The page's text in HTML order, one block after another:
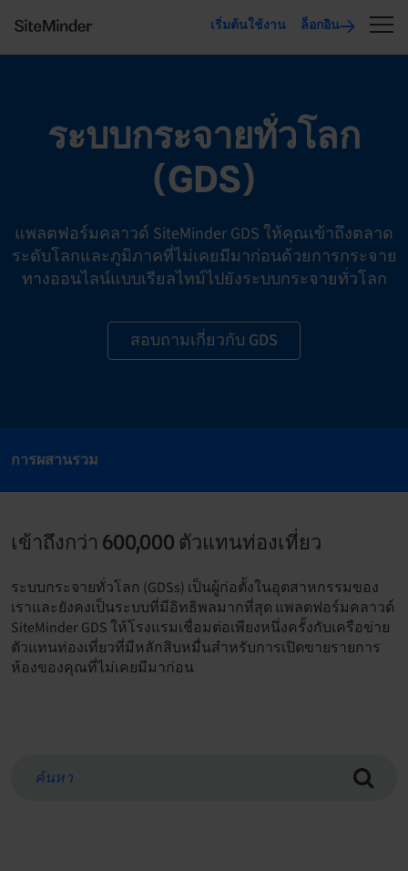
เริ่มต้นใช้งาน ล็อกอิน
ระบบกระจายทั่วโลก
(GDS)
แพลตฟอร์มคลาวด์ SiteMinder GDS ให้คุณเข้าถึงตลาด
ระดับโลกและภูมิภาคที่ไม่เคยมีมาก่อนด้วยการกระจาย
ทางออนไลน์แบบเรียลไทม์ไปยังระบบกระจายทั่วโลก
สอบถามเกี่ยวกับ GDS
การผสานรวม
เข้าถึงกว่า 600,000 ตัวแทนท่องเที่ยว
ระบบกระจายทั่วโลก (GDSs) เป็นผู้ก่อตั้งในอุตสาหกรรมของ
เราและยังคงเป็นระบบที่มีอิทธิพลมากที่สุด แพลตฟอร์มคลาวด์
SiteMinder GDS ให้โรงแรมเชื่อมต่อเพียงหนึ่งครั้งกับเครือข่าย
ตัวแทนท่องเที่ยวที่มีหลักสิบหมื่นสำหรับการเปิดขายรายการ
ห้องของคุณที่ไม่เคยมีมาก่อน